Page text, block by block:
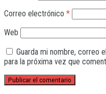
Correo electrónico *
Web
Guarda mi nombre, correo
para la próxima vez que